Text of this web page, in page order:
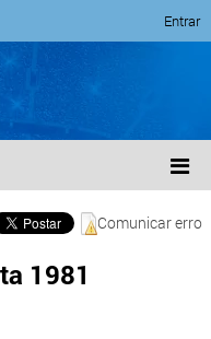
Entrar
Comunicar erro
1981